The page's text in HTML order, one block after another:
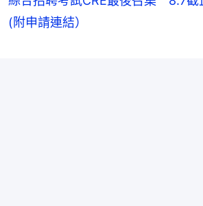
(附申請連結）